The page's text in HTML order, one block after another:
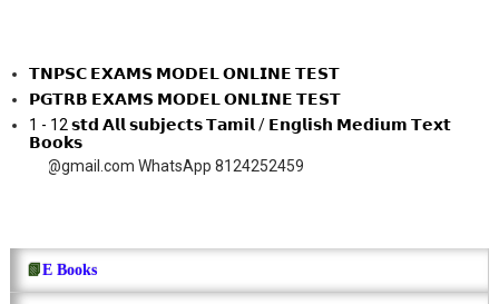
𝗧𝗡𝗣𝗦𝗖 𝗘𝗫𝗔𝗠𝗦 𝗠𝗢𝗗𝗘𝗟 𝗢𝗡𝗟𝗜𝗡𝗘 𝗧𝗘𝗦𝗧
𝗣𝗚𝗧𝗥𝗕 𝗘𝗫𝗔𝗠𝗦 𝗠𝗢𝗗𝗘𝗟 𝗢𝗡𝗟𝗜𝗡𝗘 𝗧𝗘𝗦𝗧
1 - 12 𝘀𝘁𝗱 𝗔𝗹𝗹 𝘀𝘂𝗯𝗷𝗲𝗰𝘁𝘀 𝗧𝗮𝗺𝗶𝗹 / 𝗘𝗻𝗴𝗹𝗶𝘀𝗵 𝗠𝗲𝗱𝗶𝘂𝗺 𝗧𝗲𝘅𝘁
𝗕𝗼𝗼𝗸𝘀
WhatsApp 8124252459
📗E Books